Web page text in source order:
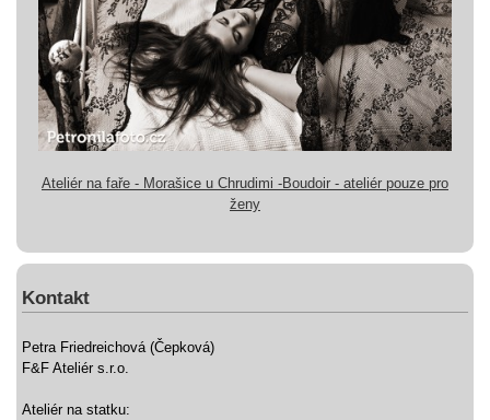
Ateliér na faře - Morašice u Chrudimi -Boudoir - ateliér pouze pro
ženy
Kontakt
Petra Friedreichová (Čepková)
F&F Ateliér s.r.o.
Ateliér na statku: